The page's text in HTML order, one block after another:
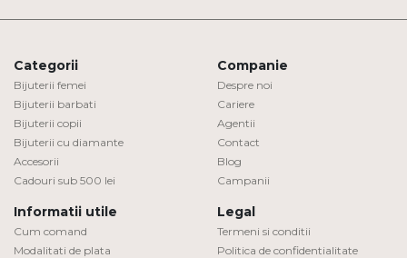
Categorii
Bijuterii femei
Bijuterii barbati
Bijuterii copii
Bijuterii cu diamante
Accesorii
Cadouri sub 500 lei
Companie
Despre noi
Cariere
Agentii
Contact
Blog
Campanii
Informatii utile
Cum comand
Modalitati de plata
Legal
Termeni si conditii
Politica de confidentialitate